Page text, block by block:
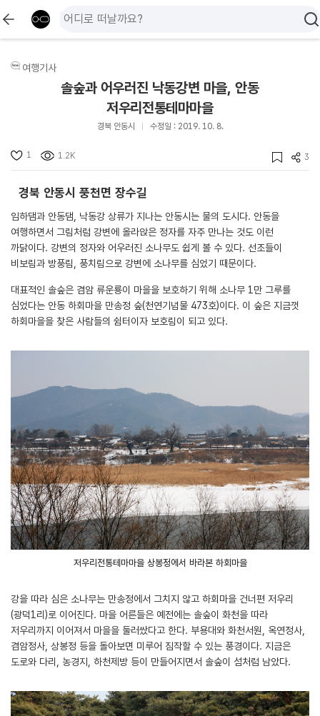
여행기사
솔숲과 어우러진 낙동강변 마을, 안동
저우리전통테마마을
경북 안동시 수정일 : 2019. 10. 8.
1 1.2K 3
경북 안동시 풍천면 장수길
임하댐과 안동댐, 낙동강 상류가 지나는 안동시는 물의 도시다. 안동을
여행하면서 그림처럼 강변에 올라앉은 정자를 자주 만나는 것도 이런
까닭이다. 강변의 정자와 어우러진 소나무도 쉽게 볼 수 있다. 선조들이
비보림과 방풍림, 풍치림으로 강변에 소나무를 심었기 때문이다.
대표적인 솔숲은 겸암 류운룡이 마을을 보호하기 위해 소나무 1만 그루를
심었다는 안동 하회마을 만송정 숲(천연기념물 473호)이다. 이 숲은 지금껏
하회마을을 찾은 사람들의 쉼터이자 보호림이 되고 있다.
저우리전통테마마을 상봉정에서 바라본 하회마을
강을 따라 심은 소나무는 만송정에서 그치지 않고 하회마을 건너편 저우리
(광덕1리)로 이어진다. 마을 어른들은 예전에는 솔숲이 화천을 따라
저우리까지 이어져서 마을을 둘러쌌다고 한다. 부용대와 화천서원, 옥연정사,
겸암정사, 상봉정 등을 돌아보면 미루어 짐작할 수 있는 풍경이다. 지금은
도로와 다리, 농경지, 하천제방 등이 만들어지면서 솔숲이 섬처럼 남았다.